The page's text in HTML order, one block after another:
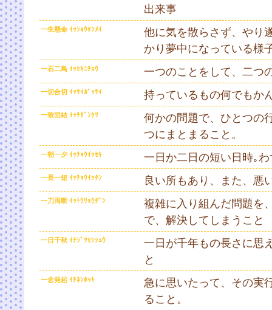
出来事
一生懸命 ｲｯｼｮｳｹﾝﾒｲ
他に気を散らさず、やり
かり夢中になっている様
一石二鳥 ｲｯｾｷﾆﾁｮｳ 一つのことをして、二つ
一切合切 ｲｯｻｲｶﾞｯｻｲ 持っているもの何でもか
一致団結 ｲｯﾁﾀﾞﾝｹﾂ
何かの問題で、ひとつの
つにまとまること。
一朝一夕 ｲｯﾁｮｳｲｯｾｷ 一日か二日の短い日時｡
一長一短 ｲｯﾁｮｳｲｯﾀﾝ 良い所もあり、また、悪
一刀両断 ｲｯﾄｳﾘｮｳﾀﾞﾝ
複雑に入り組んだ問題を
で、解決してしまうこと
一日千秋 ｲﾁｼﾞﾂｾﾝｼｭｳ
一日が千年もの長さに思
と
一念発起 ｲﾁﾈﾝﾎｯｷ
急に思いたって、その実
ること。